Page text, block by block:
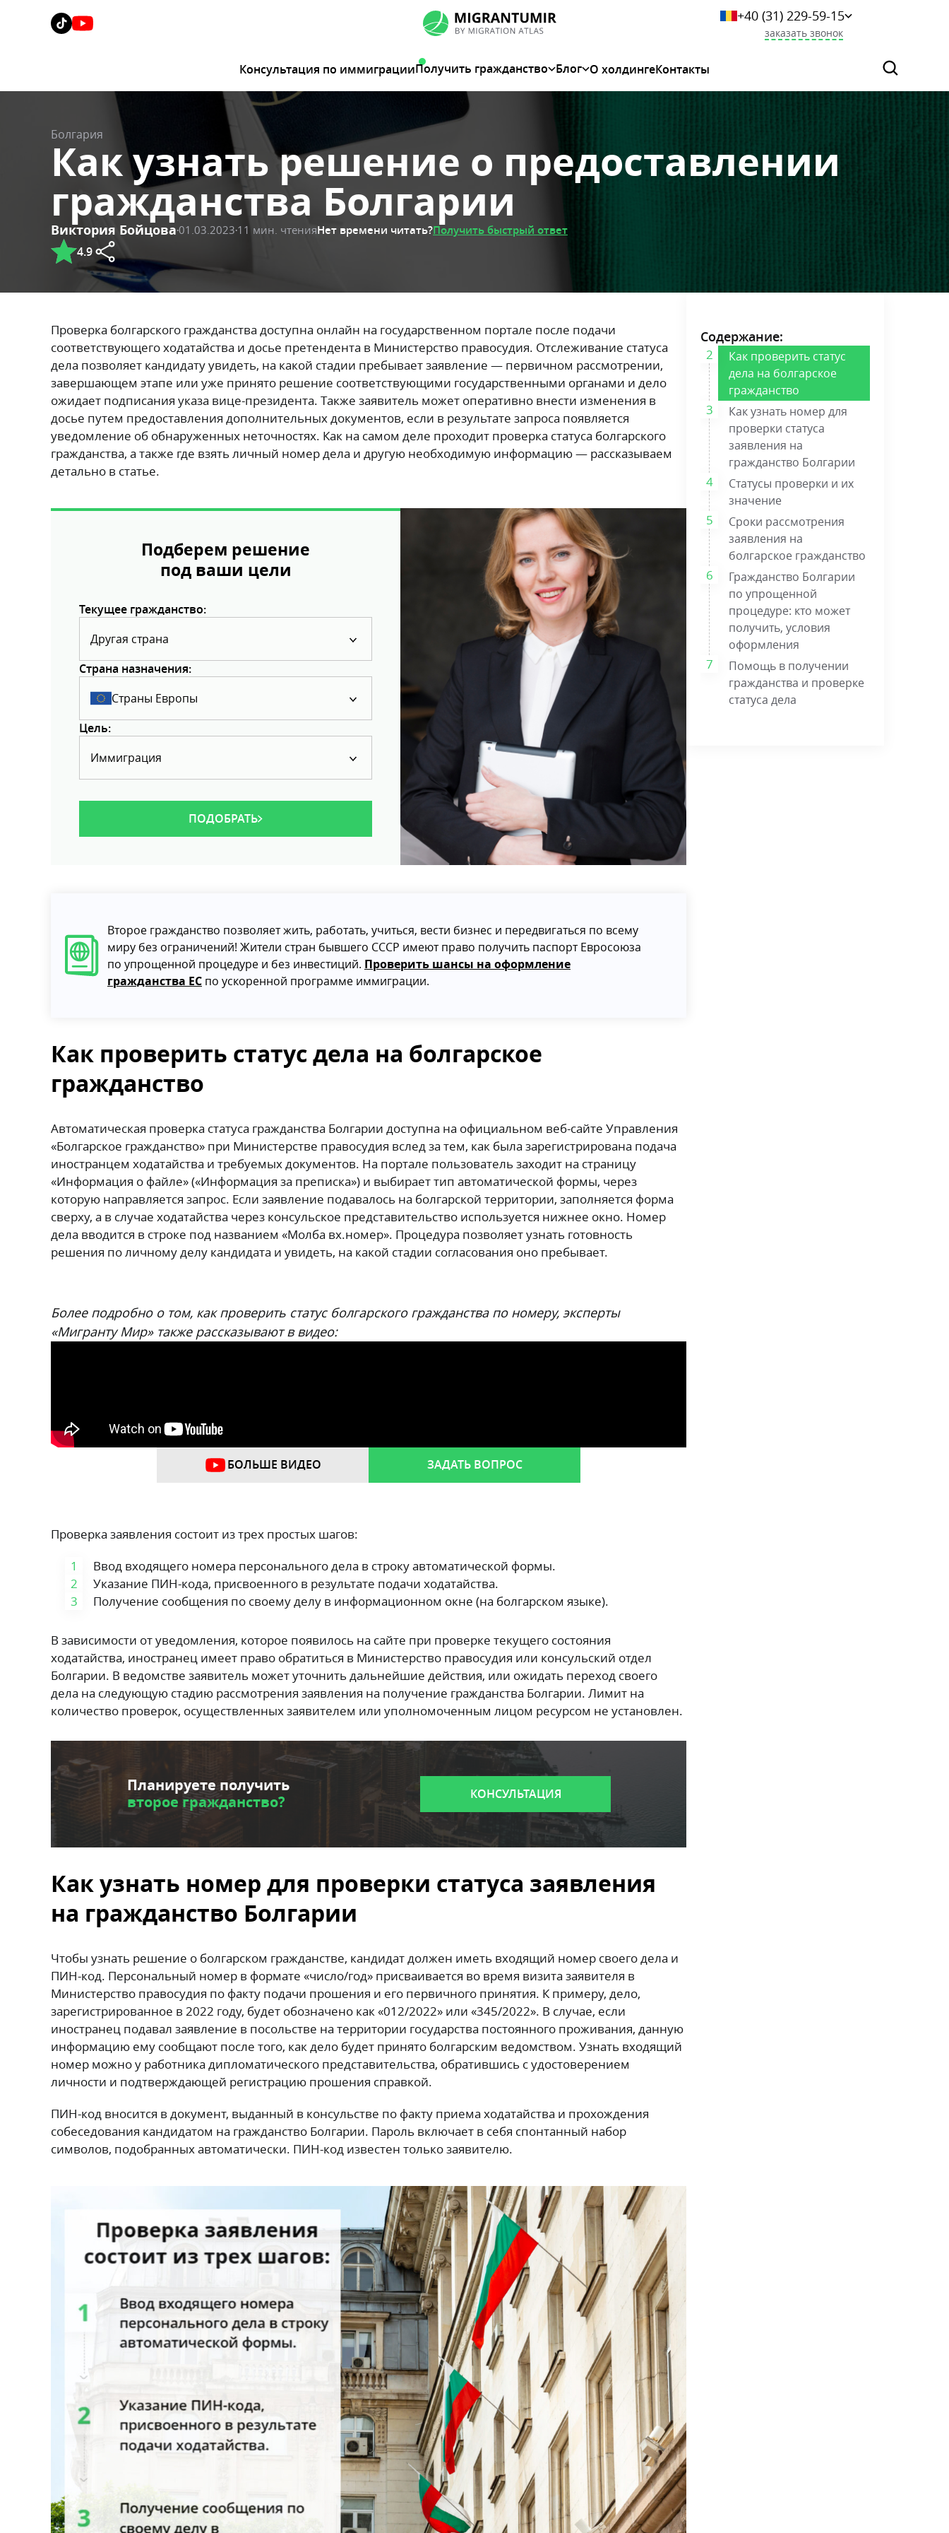
+40 (31) 229-59-15
+359 249-044-46
заказать звонок
Консультация по иммиграцииПолучить гражданство Блог О холдингеКонтакты
Болгария
Как узнать решение о предоставлении
гражданства Болгарии
Виктория Бойцова 01.03.2023 11 мин. чтенияНет времени читать?Получить быстрый ответ
4.9
Содержание:
Как проверить статус
дела на болгарское
гражданство
Как узнать номер для
проверки статуса
заявления на
гражданство Болгарии
Статусы проверки и их
значение
Сроки рассмотрения
заявления на
болгарское гражданство
Гражданство Болгарии
по упрощенной
процедуре: кто может
получить, условия
оформления
Помощь в получении
гражданства и проверке
статуса дела
Проверка болгарского гражданства доступна онлайн на государственном портале после подачи
соответствующего ходатайства и досье претендента в Министерство правосудия. Отслеживание статуса
дела позволяет кандидату увидеть, на какой стадии пребывает заявление — первичном рассмотрении,
завершающем этапе или уже принято решение соответствующими государственными органами и дело
ожидает подписания указа вице-президента. Также заявитель может оперативно внести изменения в
досье путем предоставления дополнительных документов, если в результате запроса появляется
уведомление об обнаруженных неточностях. Как на самом деле проходит проверка статуса болгарского
гражданства, а также где взять личный номер дела и другую необходимую информацию — рассказываем
детально в статье.
Подберем решение
под ваши цели
Текущее гражданство:
Другая страна
Страна назначения:
Страны Европы
Цель:
Иммиграция
ПОДОБРАТЬ
Второе гражданство позволяет жить, работать, учиться, вести бизнес и передвигаться по всему
миру без ограничений! Жители стран бывшего СССР имеют право получить паспорт Евросоюза
по упрощенной процедуре и без инвестиций. Проверить шансы на оформление
гражданства ЕС по ускоренной программе иммиграции.
Как проверить статус дела на болгарское
гражданство
Автоматическая проверка статуса гражданства Болгарии доступна на официальном веб-сайте Управления
«Болгарское гражданство» при Министерстве правосудия вслед за тем, как была зарегистрирована подача
иностранцем ходатайства и требуемых документов. На портале пользователь заходит на страницу
«Информация о файле» («Информация за преписка») и выбирает тип автоматической формы, через
которую направляется запрос. Если заявление подавалось на болгарской территории, заполняется форма
сверху, а в случае ходатайства через консульское представительство используется нижнее окно. Номер
дела вводится в строке под названием «Молба вх.номер». Процедура позволяет узнать готовность
решения по личному делу кандидата и увидеть, на какой стадии согласования оно пребывает.
Более подробно о том, как проверить статус болгарского гражданства по номеру, эксперты
«Мигранту Мир» также рассказывают в видео:
БОЛЬШЕ ВИДЕО ЗАДАТЬ ВОПРОС
Проверка заявления состоит из трех простых шагов:
Ввод входящего номера персонального дела в строку автоматической формы.
Указание ПИН-кода, присвоенного в результате подачи ходатайства.
Получение сообщения по своему делу в информационном окне (на болгарском языке).
В зависимости от уведомления, которое появилось на сайте при проверке текущего состояния
ходатайства, иностранец имеет право обратиться в Министерство правосудия или консульский отдел
Болгарии. В ведомстве заявитель может уточнить дальнейшие действия, или ожидать переход своего
дела на следующую стадию рассмотрения заявления на получение гражданства Болгарии. Лимит на
количество проверок, осуществленных заявителем или уполномоченным лицом ресурсом не установлен.
Планируете получить
второе гражданство?
КОНСУЛЬТАЦИЯ
Как узнать номер для проверки статуса заявления
на гражданство Болгарии
Чтобы узнать решение о болгарском гражданстве, кандидат должен иметь входящий номер своего дела и
ПИН-код. Персональный номер в формате «число/год» присваивается во время визита заявителя в
Министерство правосудия по факту подачи прошения и его первичного принятия. К примеру, дело,
зарегистрированное в 2022 году, будет обозначено как «012/2022» или «345/2022». В случае, если
иностранец подавал заявление в посольстве на территории государства постоянного проживания, данную
информацию ему сообщают после того, как дело будет принято болгарским ведомством. Узнать входящий
номер можно у работника дипломатического представительства, обратившись с удостоверением
личности и подтверждающей регистрацию прошения справкой.
ПИН-код вносится в документ, выданный в консульстве по факту приема ходатайства и прохождения
собеседования кандидатом на гражданство Болгарии. Пароль включает в себя спонтанный набор
символов, подобранных автоматически. ПИН-код известен только заявителю.